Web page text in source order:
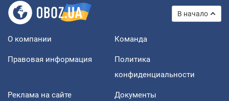
В начало
О компании Команда
Правовая информация
Политика
конфиденциальности
Реклама на сайте Документы